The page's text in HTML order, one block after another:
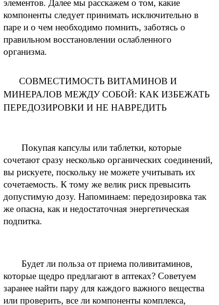
элементов. Далее мы расскажем о том, какие
компоненты следует принимать исключительно в
паре и о чем необходимо помнить, заботясь о
правильном восстановлении ослабленного
организма.
СОВМЕСТИМОСТЬ ВИТАМИНОВ И
МИНЕРАЛОВ МЕЖДУ СОБОЙ: КАК ИЗБЕЖАТЬ
ПЕРЕДОЗИРОВКИ И НЕ НАВРЕДИТЬ
сочетают сразу несколько органических соединений,
вы рискуете, поскольку не можете учитывать их
сочетаемость. К тому же велик риск превысить
допустимую дозу. Напоминаем: передозировка так
же опасна, как и недостаточная энергетическая
подпитка.
которые щедро предлагают в аптеках? Советуем
заранее найти пару для каждого важного вещества
или проверить, все ли компоненты комплекса,